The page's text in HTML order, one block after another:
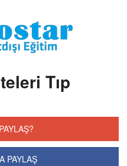
Tıp
PAYLAŞ